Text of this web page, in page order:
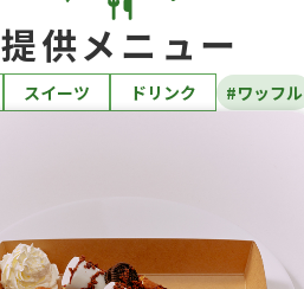
提供メニュー
スイーツ ドリンク #ワッフル